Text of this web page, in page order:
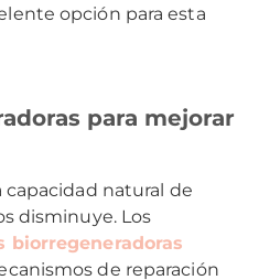
opción para esta
para mejorar
capacidad natural de
disminuye. Los
biorregeneradoras
de reparación